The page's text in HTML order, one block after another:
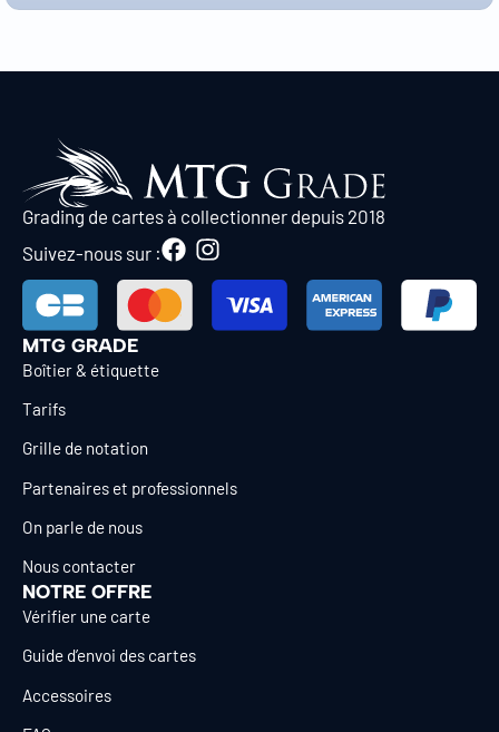
Grading de cartes à collectionner depuis 2018
Suivez-nous sur :
MTG GRADE
Boîtier & étiquette
Tarifs
Grille de notation
Partenaires et professionnels
On parle de nous
Nous contacter
NOTRE OFFRE
Vérifier une carte
Guide d’envoi des cartes
Accessoires